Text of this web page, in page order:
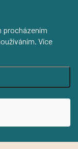
procházením
Více